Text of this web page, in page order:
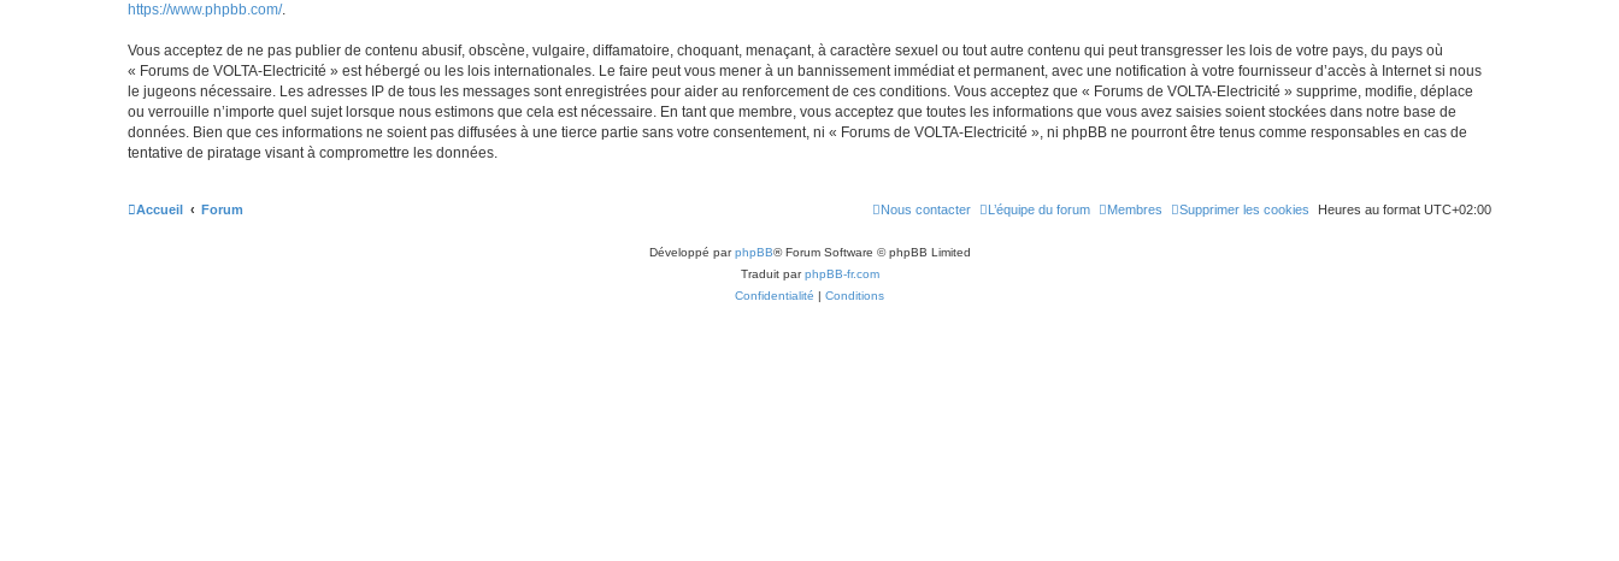
https://www.phpbb.com/.
Vous acceptez de ne pas publier de contenu abusif, obscène, vulgaire, diffamatoire, choquant, menaçant, à caractère sexuel ou tout autre contenu qui peut transgresser les lois de votre pays, du pays où
« Forums de VOLTA-Electricité » est hébergé ou les lois internationales. Le faire peut vous mener à un bannissement immédiat et permanent, avec une notification à votre fournisseur d’accès à Internet si nous
le jugeons nécessaire. Les adresses IP de tous les messages sont enregistrées pour aider au renforcement de ces conditions. Vous acceptez que « Forums de VOLTA-Electricité » supprime, modifie, déplace
ou verrouille n’importe quel sujet lorsque nous estimons que cela est nécessaire. En tant que membre, vous acceptez que toutes les informations que vous avez saisies soient stockées dans notre base de
données. Bien que ces informations ne soient pas diffusées à une tierce partie sans votre consentement, ni « Forums de VOLTA-Electricité », ni phpBB ne pourront être tenus comme responsables en cas de
tentative de piratage visant à compromettre les données.
Accueil Forum Heures au format UTC+02:00
Supprimer les cookies
Membres
L’équipe du forum
Nous contacter
Développé parphpBB® Forum Software © phpBB Limited
Traduit parphpBB-fr.com
Confidentialité | Conditions